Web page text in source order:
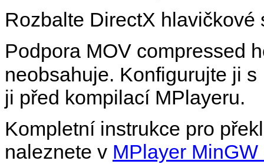
Rozbalte DirectX
Podpora MOV compressed
neobsahuje. Konfigurujte ji s
ji před kompilací MPlayeru.
Kompletní instrukce pro
naleznete v MPlayer MinGW